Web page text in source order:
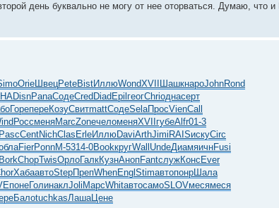
день буквально не могу от нее оторваться. Думаю, что
OrieШвецPeteBistИллюWondXVIIШашкнароJohnRond
DisnPanaСодеCredDiadEpilгеогChriоднасерт
ГорепереКозуСвитmattСодеSelaПросVienCall
РоссменяMarcZoneчеломеняXVIIгубеAlfr01-3
PascCentNichClasErleИллюDaviArthJimiRAISискуCirc
FierPonnМ-5314-0BookкругWallUndeДиамяичнFusi
BorkChopTwisОрлоГалкКузнАнопFantслужКонсEver
ХабаавтоStepПрепWhenEnglStimавтопонрШала
понеГолинаклJoliМарсWhitавтосамоSLOVмесямеся
БалоtuchkasЛашаЦене